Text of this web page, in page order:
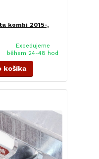
kombi 2015-,
Expedujeme
během 24-48 hod
košíka